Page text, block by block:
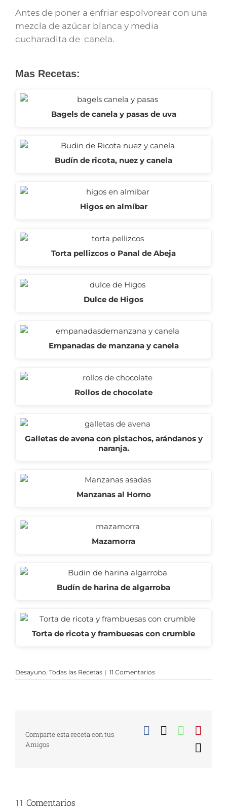
Antes de poner a enfriar espolvorear con una
mezcla de azúcar blanca y media
cucharadita de canela.
Mas Recetas:
Bagels de canela y pasas de uva
Budín de ricota, nuez y canela
Higos en almíbar
Torta pellizcos o Panal de Abeja
Dulce de Higos
Empanadas de manzana y canela
Rollos de chocolate
Galletas de avena con pistachos, arándanos y
naranja.
Manzanas al Horno
Mazamorra
Budín de harina de algarroba
Torta de ricota y frambuesas con crumble
Desayuno, Todas las Recetas | 11 Comentarios
Comparte esta receta con tus
Amigos
Facebook
11 Comentarios